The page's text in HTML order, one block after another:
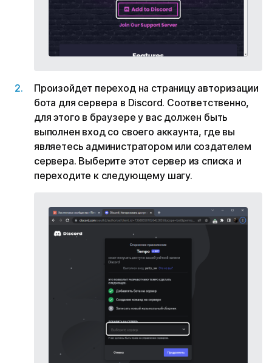
‎Произойдет переход на страницу авторизации
бота для сервера в Discord. Соответственно,
для этого в браузере у вас должен быть
выполнен вход со своего аккаунта, где вы
являетесь администратором или создателем
сервера. Выберите этот сервер из списка и
переходите к следующему шагу.